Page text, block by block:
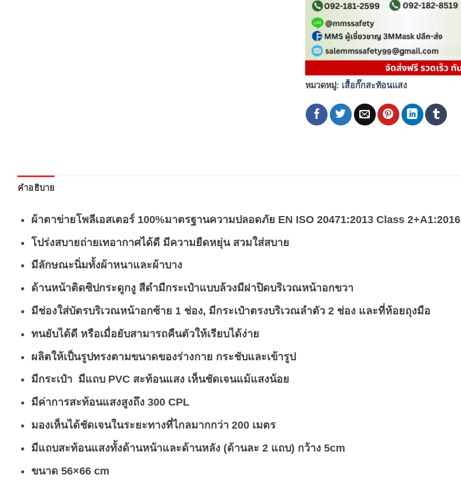
หมวดหมู่: เสื้อกั๊กสะท้อนแสง
คำอธิบาย
ผ้าตาข่ายโพลีเอสเตอร์ 100%มาตรฐานความปลอดภัย EN ISO 20471:2013 Class 2+A1:2016
โปร่งสบายถ่ายเทอากาศได้ดี มีความยืดหยุ่น สวมใส่สบาย
มีลักษณะนิ่มทั้งผ้าหนาและผ้าบาง
ด้านหน้าติดซิปกระดูกงู สีดำมีกระเป๋าแบบล้วงมีฝาปิดบริเวณหน้าอกขวา
มีช่องใส่บัตรบริเวณหน้าอกซ้าย 1 ช่อง, มีกระเป๋าตรงบริเวณลำตัว 2 ช่อง และที่ห้อยถุงมือ
ทนยับได้ดี หรือเมื่อยับสามารถคืนตัวให้เรียบได้ง่าย
ผลิตให้เป็นรูปทรงตามขนาดของร่างกาย กระชับและเข้ารูป
มีกระเป๋า มีแถบ PVC สะท้อนแสง เห็นชัดเจนแม้แสงน้อย
มีค่าการสะท้อนแสงสูงถึง 300 CPL
มองเห็นได้ชัดเจนในระยะทางที่ไกลมากกว่า 200 เมตร
มีแถบสะท้อนแสงทั้งด้านหน้าและด้านหลัง (ด้านละ 2 แถบ) กว้าง 5cm
ขนาด 56×66 cm